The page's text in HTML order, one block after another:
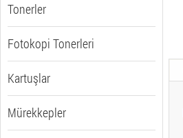
OLIVETTI (2)
Tonerler
Fotokopi Tonerleri
Kartuşlar
Mürekkepler